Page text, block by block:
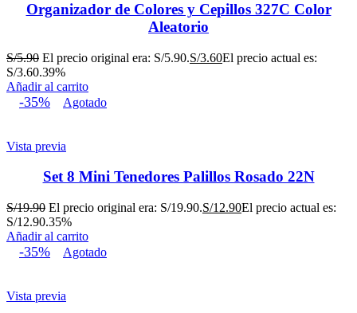
Organizador de Colores y Cepillos 327C Color
Aleatorio
S/5.90 El precio original era: S/5.90.S/3.60El precio actual es:
S/3.60.39%
Añadir al carrito
-35% Agotado
Vista previa
Set 8 Mini Tenedores Palillos Rosado 22N
S/19.90 El precio original era: S/19.90.S/12.90El precio actual es:
S/12.90.35%
Añadir al carrito
-35% Agotado
Vista previa